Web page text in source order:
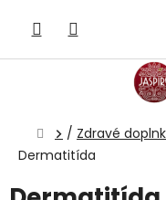
obsah
Domov
/ Zdravé
Dermatitída